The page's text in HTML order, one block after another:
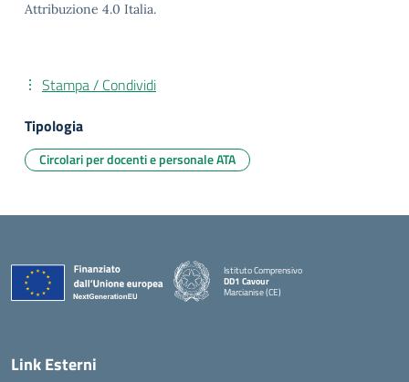
Attribuzione 4.0 Italia.
Stampa / Condividi
Tipologia
Circolari per docenti e personale ATA
Istituto Comprensivo
DD1 Cavour
Marcianise (CE)
Link Esterni